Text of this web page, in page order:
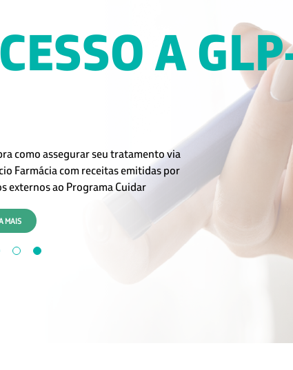
NA
episódio da série, explicamos quando a
é necessária, quais documentos
solicitados e como esse processo
MAIS